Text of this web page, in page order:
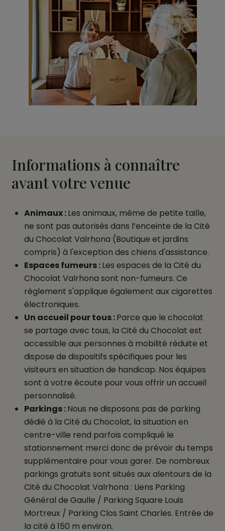
Informations à connaître
avant votre venue
Animaux :Les animaux, même de petite taille,
ne sont pas autorisés dans l’enceinte de la Cité
du Chocolat Valrhona (Boutique et jardins
compris) à l'exception des chiens d'assistance.
Espaces fumeurs :Les espaces de la Cité du
Chocolat Valrhona sont non-fumeurs. Ce
règlement s'applique également aux cigarettes
électroniques.
Un accueil pour tous :Parce que le chocolat
se partage avec tous, la Cité du Chocolat est
accessible aux personnes à mobilité réduite et
dispose de dispositifs spécifiques pour les
visiteurs en situation de handicap. Nos équipes
sont à votre écoute pour vous offrir un accueil
personnalisé.
Parkings :Nous ne disposons pas de parking
dédié à la Cité du Chocolat, la situation en
centre-ville rend parfois compliqué le
stationnement merci donc de prévoir du temps
supplémentaire pour vous garer. De nombreux
parkings gratuits sont situés aux alentours de la
Cité du Chocolat Valrhona : Liens Parking
Général de Gaulle / Parking Square Louis
Mortreux / Parking Clos Saint Charles. Entrée de
la cité à 150 m environ.